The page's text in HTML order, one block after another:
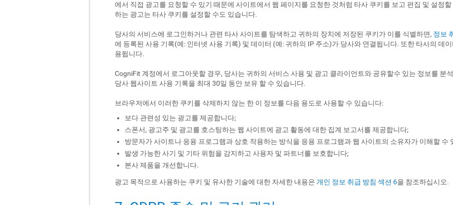
에서 직접 광고를 요청할 수 있기 때문에 사이트에서 웹 페이지를 요청한 것처럼 타사 쿠키를 보고 편집 및 설정
하는 광고는 타사 쿠키를 설정할 수도 있습니다.
당사의 서비스에 로그인하거나 관련 타사 사이트를 탐색하고 귀하의 장치에 저장된 쿠키가 이를 식별하면, 정보
에 등록된 사용 기록(예: 인터넷 사용 기록) 및 데이터 (예: 귀하의 IP 주소)가 당사와 연결됩니다. 또한 타사의 데
용됩니다.
CogniFit 계정에서 로그아웃할 경우, 당사는 귀하의 서비스 사용 및 광고 클라이언트와 공유할수 있는 정보를 분
당사 웹사이트 사용 기록을 최대 30일 동안 보유 할 수 있습니다.
브라우저에서 이러한 쿠키를 삭제하지 않는 한 이 정보를 다음 용도로 사용할 수 있습니다:
보다 관련성 있는 광고를 제공합니다;
스폰서, 광고주 및 광고를 호스팅하는 웹 사이트에 광고 활동에 대한 집계 보고서를 제공합니다;
방문자가 사이트나 응용 프로그램과 상호 작용하는 방식을 응용 프로그램과 웹 사이트의 소유자가 이해할 수
발생 가능한 사기 및 기타 위험을 감지하고 사용자 및 파트너를 보호합니다;
본사 제품을 개선합니다.
광고 목적으로 사용하는 쿠키 및 유사한 기술에 대한 자세한 내용은 개인 정보 취급 방침 섹션 6을 참조하십시오.